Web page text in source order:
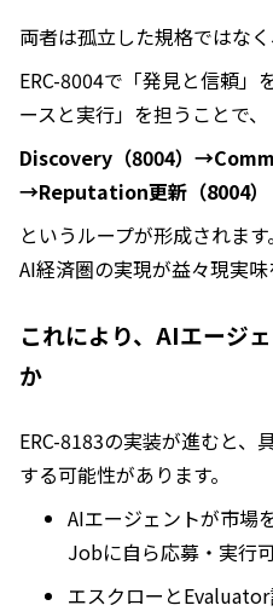
両者は孤立した規格ではなく
ERC-8004で「発見と信頼」
ースと実行」を担うことで、
Discovery（8004）
→Reputation更新（8004）
というループが形成されます
AI経済圏の実現が益々現実味
これにより、AIエージ
か
ERC-8183の実装が進むと、
する可能性があります。
AIエージェントが市場
Jobに自ら応募・実行
エスクローと